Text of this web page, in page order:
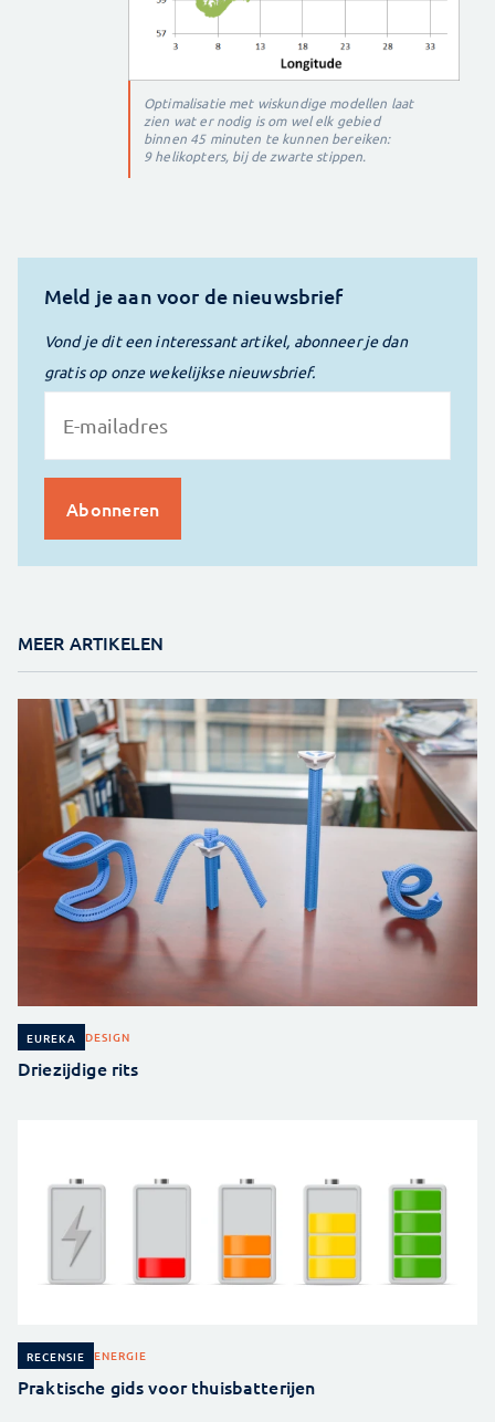
Optimalisatie met wiskundige modellen laat
zien wat er nodig is om wel elk gebied
binnen 45 minuten te kunnen bereiken:
9 helikopters, bij de zwarte stippen.
Meld je aan voor de nieuwsbrief
Vond je dit een interessant artikel, abonneer je dan
gratis op onze wekelijkse nieuwsbrief.
MEER ARTIKELEN
EUREKA DESIGN
Driezijdige rits
RECENSIE ENERGIE
Praktische gids voor thuisbatterijen